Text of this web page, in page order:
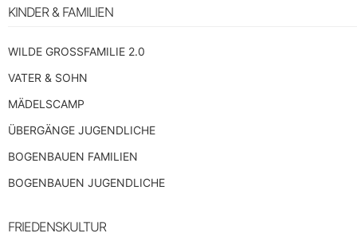
KINDER & FAMILIEN
WILDE GROSSFAMILIE 2.0
VATER & SOHN
MÄDELSCAMP
ÜBERGÄNGE JUGENDLICHE
BOGENBAUEN FAMILIEN
BOGENBAUEN JUGENDLICHE
FRIEDENSKULTUR